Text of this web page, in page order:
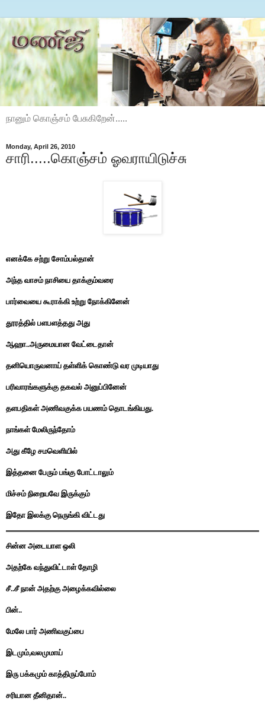
நானும் கொஞ்சம் பேசுகிறேன்.....
Monday, April 26, 2010
சாரி.....கொஞ்சம் ஓவராயிடுச்சு
எனக்கே சற்று சோம்பல்தான்
அந்த வாசம் நாசியை தாக்கும்வரை
பார்வையை கூராக்கி உற்று நோக்கினேன்
தூரத்தில் பளபளத்தது அது
ஆஹா..அருமையான வேட்டைதான்
தனியொருவனாய் தள்ளிக் கொண்டு வர முடியாது
பரிவாரங்களுக்கு தகவல் அனுப்பினேன்
தளபதிகள் அணிவகுக்க பயணம் தொடங்கியது.
நாங்கள் மேலிருந்தோம்
அது கீழே சமவெளியில்
இத்தனை பேரும் பங்கு போட்டாலும்
மிச்சம் நிறையவே இருக்கும்
இதோ இலக்கு நெருங்கி விட்டது
சின்ன அடையாள ஒலி
அதற்கே வந்துவிட்டாள் தோழி
சீ..சீ நான் அதற்கு அழைக்கவில்லை
பின்..
மேலே பார் அணிவகுப்பை
இடமும்,வலமுமாய்
இரு பக்கமும் காத்திருப்போம்
சரியான தீனிதான்..